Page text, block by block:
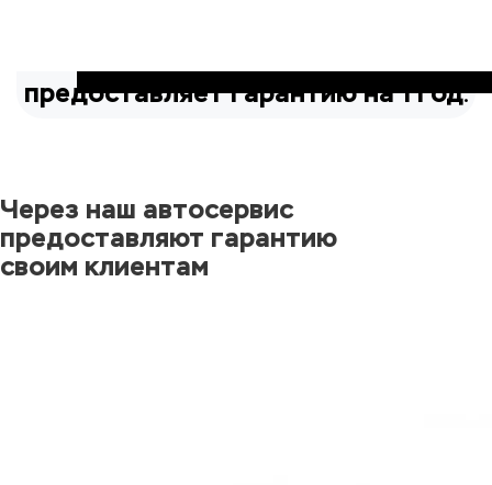
предоставляет гарантию на 1 год.
Через наш автосервис
предоставляют гарантию
своим клиентам